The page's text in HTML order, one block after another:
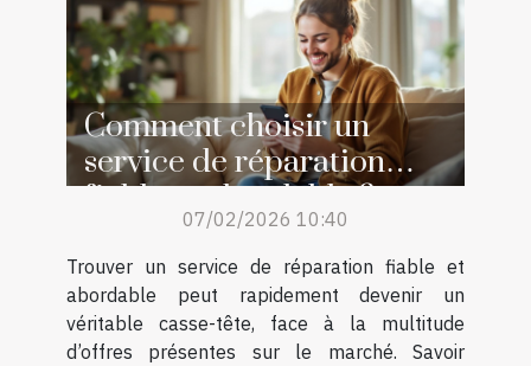
Comment choisir un
service de réparation
fiable et abordable ?
07/02/2026 10:40
Trouver un service de réparation fiable et
abordable peut rapidement devenir un
véritable casse-tête, face à la multitude
d’offres présentes sur le marché. Savoir